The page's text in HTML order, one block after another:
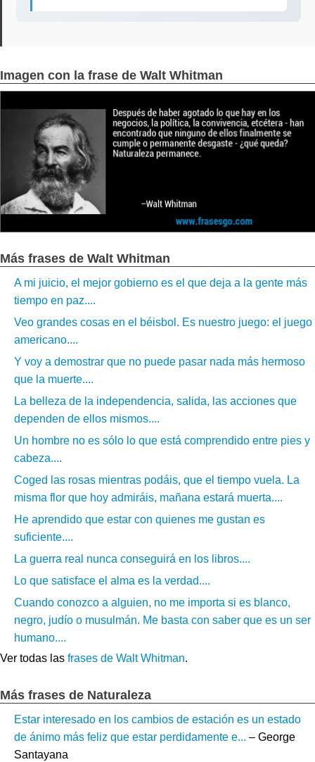
Imagen con la frase de Walt Whitman
Más frases de Walt Whitman
A mi juicio, el mejor gobierno es el que deja a la gente más
tiempo en paz....
Veo grandes cosas en el béisbol. Es nuestro juego: el juego
americano....
Y voy a demostrar que no puede pasar nada más hermoso
que la muerte....
La belleza de la independencia, salida, las acciones que
dependen de ellos mismos....
Un hombre no es sólo lo que está comprendido entre pies y
cabeza....
Coged las rosas mientras podáis, que el tiempo vuela. La
misma flor que hoy admiráis, mañana estará muerta....
He aprendido que estar con quienes me gustan es
suficiente....
La guerra real nunca conseguirá en los libros....
Lo que satisface el alma es la verdad....
Cuando conozco a alguien, no me importa si es blanco,
negro, judío o musulmán. Me basta con saber que es un ser
humano....
Ver todas las frases de Walt Whitman.
Más frases de Naturaleza
Estar interesado en los cambios de estación es un estado
de ánimo más feliz que estar perdidamente e... – George
Santayana